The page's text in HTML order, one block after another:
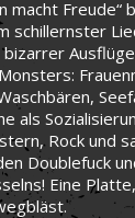
macht Freude“
schillernster
bizarrer
als
Rock und
Doublefuck
Eine